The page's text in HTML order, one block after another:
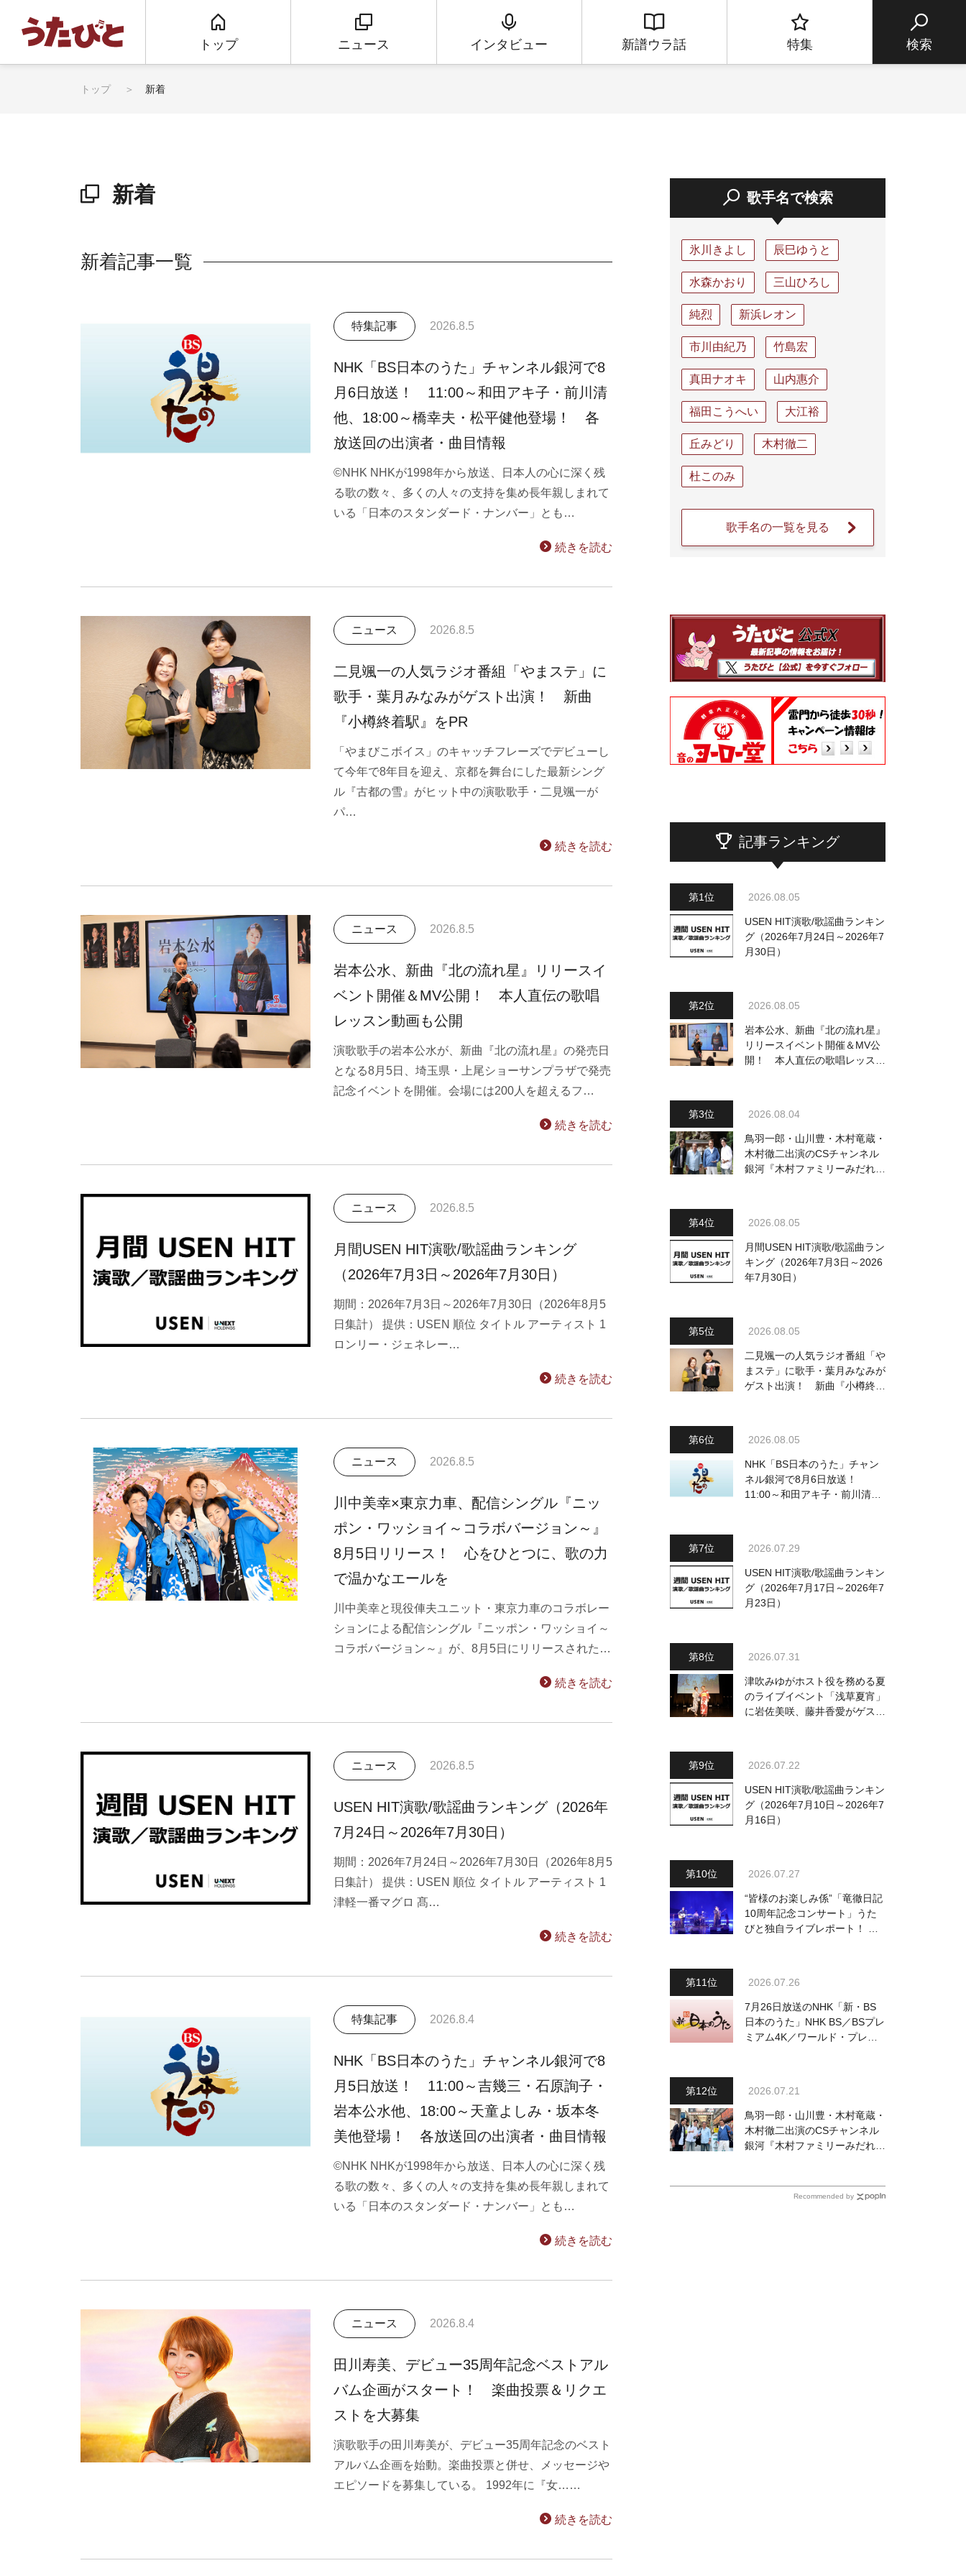
トップ ニュース インタビュー 新譜ウラ話 特集 検索
トップ 新着
新着
新着記事一覧
特集記事 2026.8.5
NHK「BS日本のうた」チャンネル銀河で8
月6日放送！ 11:00～和田アキ子・前川清
他、18:00～橋幸夫・松平健他登場！ 各
放送回の出演者・曲目情報
©NHK NHKが1998年から放送、日本人の心に深く残
る歌の数々、多くの人々の支持を集め長年親しまれて
いる「日本のスタンダード・ナンバー」とも…
続きを読む
ニュース 2026.8.5
二見颯一の人気ラジオ番組「やまステ」に
歌手・葉月みなみがゲスト出演！ 新曲
『小樽終着駅』をPR
「やまびこボイス」のキャッチフレーズでデビューし
て今年で8年目を迎え、京都を舞台にした最新シング
ル『古都の雪』がヒット中の演歌歌手・二見颯一が
パ…
続きを読む
ニュース 2026.8.5
岩本公水、新曲『北の流れ星』リリースイ
ベント開催＆MV公開！ 本人直伝の歌唱
レッスン動画も公開
演歌歌手の岩本公水が、新曲『北の流れ星』の発売日
となる8月5日、埼玉県・上尾ショーサンプラザで発売
記念イベントを開催。会場には200人を超えるフ…
続きを読む
ニュース 2026.8.5
月間USEN HIT演歌/歌謡曲ランキング
（2026年7月3日～2026年7月30日）
期間：2026年7月3日～2026年7月30日（2026年8月5
日集計） 提供：USEN 順位 タイトル アーティスト 1
ロンリー・ジェネレー…
続きを読む
ニュース 2026.8.5
川中美幸×東京力車、配信シングル『ニッ
ポン・ワッショイ～コラボバージョン～』
8月5日リリース！ 心をひとつに、歌の力
で温かなエールを
川中美幸と現役俥夫ユニット・東京力車のコラボレー
ションによる配信シングル『ニッポン・ワッショイ～
コラボバージョン～』が、8月5日にリリースされた…
続きを読む
ニュース 2026.8.5
USEN HIT演歌/歌謡曲ランキング（2026年
7月24日～2026年7月30日）
期間：2026年7月24日～2026年7月30日（2026年8月5
日集計） 提供：USEN 順位 タイトル アーティスト 1
津軽一番マグロ 髙…
続きを読む
特集記事 2026.8.4
NHK「BS日本のうた」チャンネル銀河で8
月5日放送！ 11:00～吉幾三・石原詢子・
岩本公水他、18:00～天童よしみ・坂本冬
美他登場！ 各放送回の出演者・曲目情報
©NHK NHKが1998年から放送、日本人の心に深く残
る歌の数々、多くの人々の支持を集め長年親しまれて
いる「日本のスタンダード・ナンバー」とも…
続きを読む
ニュース 2026.8.4
田川寿美、デビュー35周年記念ベストアル
バム企画がスタート！ 楽曲投票＆リクエ
ストを大募集
演歌歌手の田川寿美が、デビュー35周年記念のベスト
アルバム企画を始動。楽曲投票と併せ、メッセージや
エピソードを募集している。 1992年に『女……
続きを読む
歌手名で検索
氷川きよし 辰巳ゆうと
水森かおり 三山ひろし
純烈 新浜レオン
市川由紀乃 竹島宏
真田ナオキ 山内惠介
福田こうへい 大江裕
丘みどり 木村徹二
杜このみ
歌手名の一覧を見る
記事ランキング
2026.08.05
USEN HIT演歌/歌謡曲ランキン
グ（2026年7月24日～2026年7
月30日）
2026.08.05
岩本公水、新曲『北の流れ星』
リリースイベント開催＆MV公
開！ 本人直伝の歌唱レッスン
2026.08.04
鳥羽一郎・山川豊・木村竜蔵・
木村徹二出演のCSチャンネル
銀河『木村ファミリーみだれ旅
2026.08.05
月間USEN HIT演歌/歌謡曲ラン
キング（2026年7月3日～2026
年7月30日）
2026.08.05
二見颯一の人気ラジオ番組「や
まステ」に歌手・葉月みなみが
ゲスト出演！ 新曲『小樽終着
2026.08.05
NHK「BS日本のうた」チャン
ネル銀河で8月6日放送！
11:00～和田アキ子・前川清
2026.07.29
USEN HIT演歌/歌謡曲ランキン
グ（2026年7月17日～2026年7
月23日）
2026.07.31
津吹みゆがホスト役を務める夏
のライブイベント「浅草夏宵」
に岩佐美咲、藤井香愛がゲスト
2026.07.22
USEN HIT演歌/歌謡曲ランキン
グ（2026年7月10日～2026年7
月16日）
2026.07.27
“皆様のお楽しみ係”「竜徹日記
10周年記念コンサート」うた
びと独自ライブレポート！ 即
2026.07.26
7月26日放送のNHK「新・BS
日本のうた」NHK BS／BSプレ
ミアム4K／ワールド・プレミ
2026.07.21
鳥羽一郎・山川豊・木村竜蔵・
木村徹二出演のCSチャンネル
銀河『木村ファミリーみだれ旅
Recommended by